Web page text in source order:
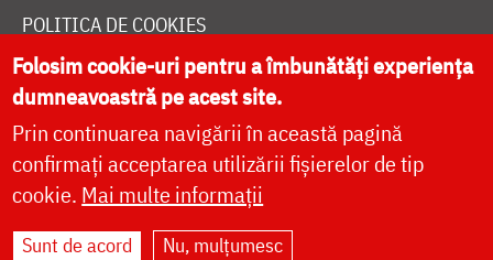
POLITICA DE COOKIES
DONEAZĂ ONLINE PENTRU CATEDRALA NAȚIONALĂ
LIVE
Folosim cookie-uri pentru a îmbunătăți experiența
dumneavoastră pe acest site.
Prin continuarea navigării în această pagină
confirmați acceptarea utilizării fișierelor de tip
cookie. Mai multe informații
Sunt de acord Nu, mulțumesc